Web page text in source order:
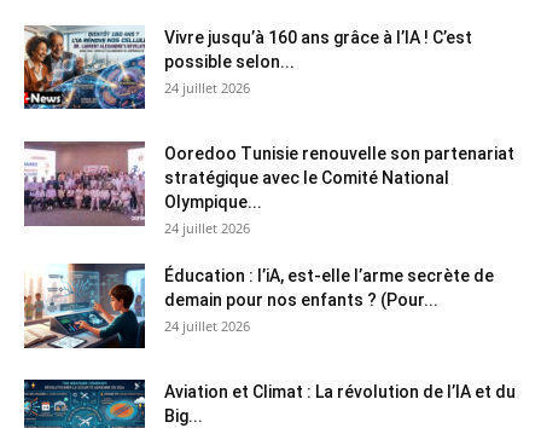
Vivre jusqu’à 160 ans grâce à l’IA ! C’est
possible selon...
24 juillet 2026
Ooredoo Tunisie renouvelle son partenariat
stratégique avec le Comité National
Olympique...
24 juillet 2026
Éducation : l’iA, est-elle l’arme secrète de
demain pour nos enfants ? (Pour...
24 juillet 2026
Aviation et Climat : La révolution de l’IA et du
Big...